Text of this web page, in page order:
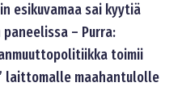
esikuvamaa sai kyytiä
– Purra:
toimii
laittomalle maahantulolle